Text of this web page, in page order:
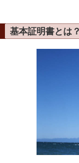
基本証明書とは？